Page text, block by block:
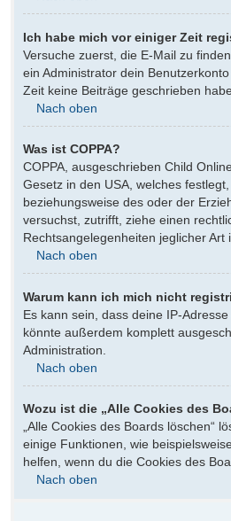
Ich habe mich vor einiger Zeit
Versuche zuerst, die E-Mail zu
ein Administrator dein
Zeit keine Beiträge geschrieben
Nach oben
Was ist COPPA?
COPPA, ausgeschrieben Child
Gesetz in den USA, welches
beziehungsweise des oder der
versuchst, zutrifft, ziehe einen
Rechtsangelegenheiten jeglicher
Nach oben
Warum kann ich mich nicht
Es kann sein, dass deine IP-
könnte außerdem komplett
Administration.
Nach oben
Wozu ist die „Alle Cookies des
„Alle Cookies des Boards löschen“
einige Funktionen, wie
helfen, wenn du die Cookies des
Nach oben